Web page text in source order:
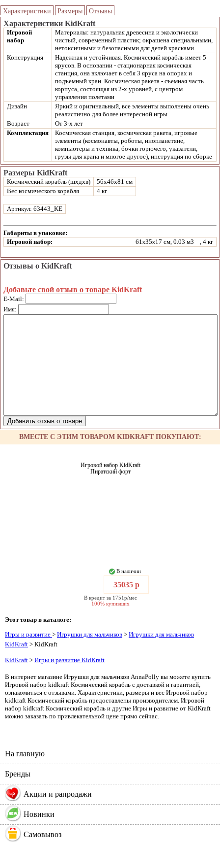
Характеристики Размеры Отзывы
Характеристики KidKraft
Игровой
набор
Материалы: натуральная древесина и экологически
чистый, современный пластик; окрашена специальными,
нетоксичными и безопасными для детей красками
Конструкция
Надежная и устойчивая. Космический корабль имеет 5
ярусов. В основании - стационарная космическая
станция, она включает в себя 3 яруса на опорах и
подъемный кран. Космическая ракета - съемная часть
корпуса, состоящая из 2-х уровней, с центром
управления полетами
Дизайн
Яркий и оригинальный, все элементы выполнены очень
реалистично для более интересной игры
Возраст
От 3-х лет
Комплектация
Космическая станция, космическая ракета, игровые
элементы (космонавты, роботы, инопланетяне,
компьютеры и техника, бочки горючего, указатели,
грузы для крана и многое другое), инструкция по сборке
Размеры KidKraft
Космический корабль (шхдхв)
56х46х81 см
Вес космического корабля
4 кг
Артикул: 63443_KE
Габариты в упаковке:
Игровой набор:
61x35x17 см, 0.03 м3 , 4 кг
Отзывы о KidKraft
Добавьте свой отзыв о товаре KidKraft
E-Mail:
Имя:
ВМЕСТЕ С ЭТИМ ТОВАРОМ KIDKRAFT ПОКУПАЮТ:
Игровой набор KidKraft
Пиратский форт
В наличии
35035 р
В кредит за 1751р/мес
100% купивших
Этот товар в каталоге:
Игры и развитие > Игрушки для мальчиков > Игрушки для мальчиков
KidKraft > KidKraft
KidKraft > Игры и развитие KidKraft
В интернет магазине Игрушки для мальчиков AnnaPolly вы можете купить
Игровой набор kidkraft Космический корабль с доставкой и гарантией,
ознакомиться с отзывами. Характеристики, размеры и вес Игровой набор
kidkraft Космический корабль предоставлены производителем. Игровой
набор kidkraft Космический корабль и другие Игры и развитие от KidKraft
можно заказать по привлекательной цене прямо сейчас.
На главную
Бренды
% Акции и рапродажи
Новинки
Самовывоз